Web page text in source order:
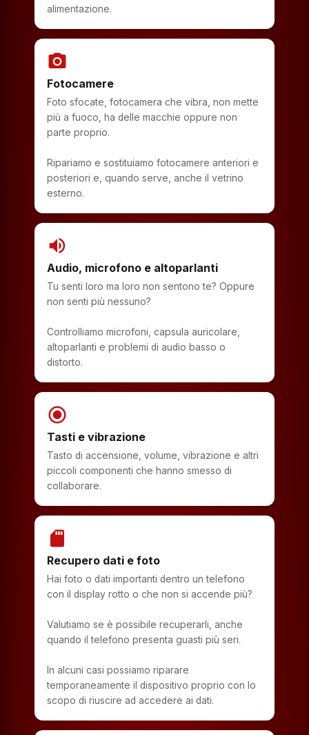
alimentazione.
photo_camera
Fotocamere
Foto sfocate, fotocamera che vibra, non mette
più a fuoco, ha delle macchie oppure non
parte proprio.
Ripariamo e sostituiamo fotocamere anteriori e
posteriori e, quando serve, anche il vetrino
esterno.
volume_up
Audio, microfono e altoparlanti
Tu senti loro ma loro non sentono te? Oppure
non senti più nessuno?
Controlliamo microfoni, capsula auricolare,
altoparlanti e problemi di audio basso o
distorto.
radio_button_checked
Tasti e vibrazione
Tasto di accensione, volume, vibrazione e altri
piccoli componenti che hanno smesso di
collaborare.
sd_storage
Recupero dati e foto
Hai foto o dati importanti dentro un telefono
con il display rotto o che non si accende più?
Valutiamo se è possibile recuperarli, anche
quando il telefono presenta guasti più seri.
In alcuni casi possiamo riparare
temporaneamente il dispositivo proprio con lo
scopo di riuscire ad accedere ai dati.